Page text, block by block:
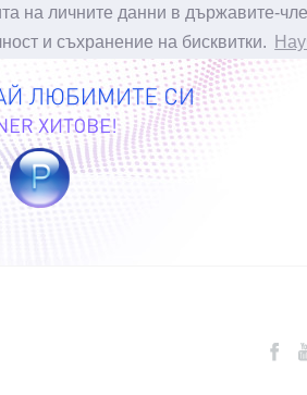
на личните данни в държавите-
и съхранение на бисквитки.